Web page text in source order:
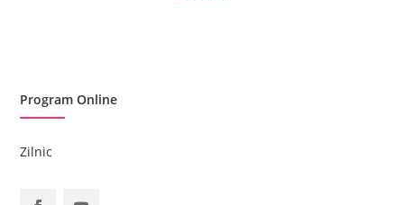
Program Online
Zilnic